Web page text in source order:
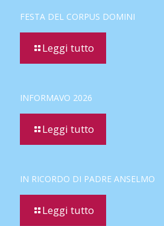
FESTA DEL CORPUS DOMINI
Leggi tutto
INFORMAVO 2026
Leggi tutto
IN RICORDO DI PADRE ANSELMO
Leggi tutto